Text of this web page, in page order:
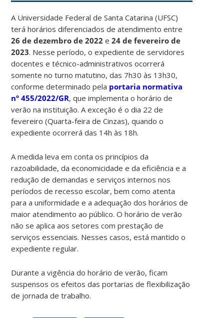
A Universidade Federal de Santa Catarina (UFSC)
terá horários diferenciados de atendimento entre
26 de dezembro de 2022 e24 de fevereiro de
2023. Nesse período, o expediente de servidores
docentes e técnico-administrativos ocorrerá
somente no turno matutino, das 7h30 às 13h30,
conforme determinado pela portaria normativa
nº 455/2022/GR, que implementa o horário de
verão na instituição. A exceção é o dia 22 de
fevereiro (Quarta-feira de Cinzas), quando o
expediente ocorrerá das 14h às 18h.
A medida leva em conta os princípios da
razoabilidade, da economicidade e da eficiência e a
redução de demandas e serviços internos nos
períodos de recesso escolar, bem como atenta
para a uniformidade e a adequação dos horários de
maior atendimento ao público. O horário de verão
não se aplica aos setores com prestação de
serviços essenciais. Nesses casos, está mantido o
expediente regular.
Durante a vigência do horário de verão, ficam
suspensos os efeitos das portarias de flexibilização
de jornada de trabalho.